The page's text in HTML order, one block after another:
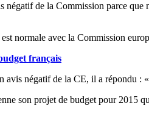
négatif de la Commission parce que
normale avec la Commission
français
avis négatif de la CE, il a répondu :
son projet de budget pour